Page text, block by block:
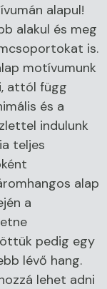
alapul!
alakul és meg
is.
motívumunk
attól függ
és a
indulunk
teljes
alap
a
pedig egy
lévő hang.
lehet adni